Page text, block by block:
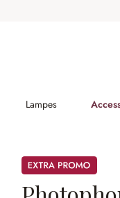
Lampes
Promos